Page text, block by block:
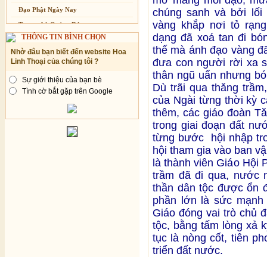
Đạo Phật Ngày Nay
Trang nhà Quảng Đức
Báo Giác Ngộ
Vesak 2014
THÔNG TIN BÌNH CHỌN
Nhờ đâu bạn biết đến website Hoa
Linh Thoại của chúng tôi ?
Sự giới thiệu của bạn bè
Tình cờ bắt gặp trên Google
chúng sanh và bởi
vàng khắp nơi tỏ
dạng đã xoá tan đi
thế mà ánh đạo vàng
đưa con người rời xa
thân ngũ uẩn nhưng
Dù trãi qua thăng
của Ngài từng thời kỳ
thêm, các giáo đoàn
trong giai đoạn đất
từng bước hội nhập
hội tham gia vào ban
là thành viên Giáo Hội
trầm đã đi qua, nước
thần dân tộc được ổn
phần lớn là sức
Giáo đóng vai trò chủ
tộc, bằng tấm lòng xả
tục là nòng cốt, tiên
triển đất nước.